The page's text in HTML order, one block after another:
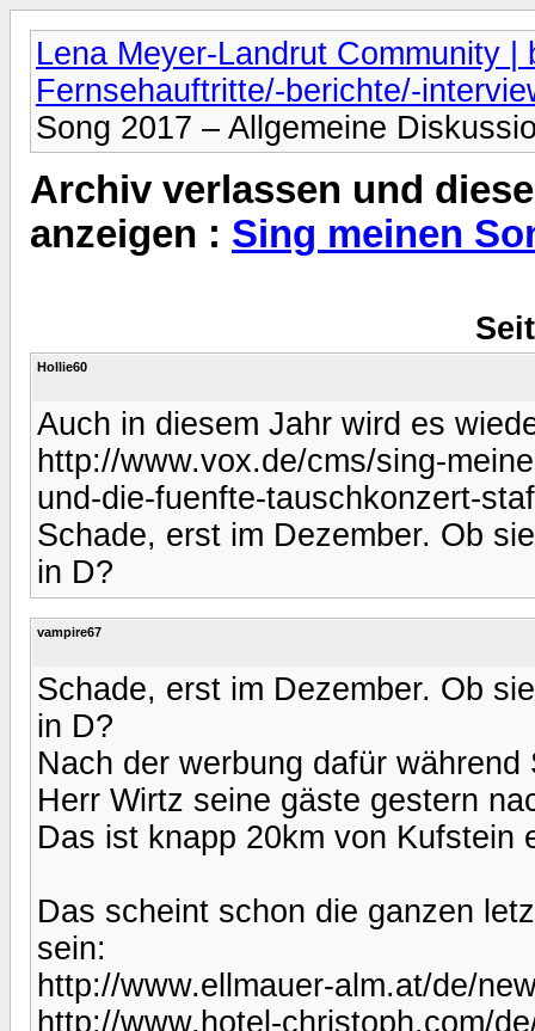
Lena Meyer-Landrut Community |
Fernsehauftritte/-berichte/-
Song 2017 – Allgemeine
Archiv verlassen und
anzeigen : Sing meinen
Hollie60
Auch in diesem Jahr wird es
http://www.vox.de/cms/sing-
und-die-fuenfte-tauschkonzert-
Schade, erst im Dezember. Ob
in D?
vampire67
Schade, erst im Dezember. Ob
in D?
Nach der werbung dafür
Herr Wirtz seine gäste gestern
Das ist knapp 20km von Kufstein
Das scheint schon die ganzen
sein:
http://www.ellmauer-alm.at/de/
http://www.hotel-christoph.com/